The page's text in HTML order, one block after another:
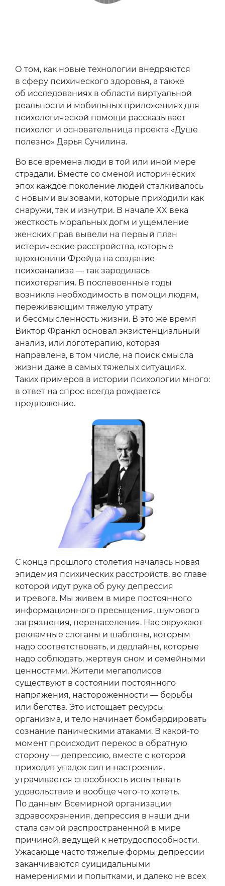
О том, как новые технологии внедряются
в сферу психического здоровья, а также
об исследованиях в области виртуальной
реальности и мобильных приложениях для
психологической помощи рассказывает
психолог и основательница проекта «Душе
полезно» Дарья Сучилина.
Во все времена люди в той или иной мере
страдали. Вместе со сменой исторических
эпох каждое поколение людей сталкивалось
с новыми вызовами, которые приходили как
снаружи, так и изнутри. В начале XX века
жесткость моральных догм и ущемление
женских прав вывели на первый план
истерические расстройства, которые
вдохновили Фрейда на создание
психоанализа — так зародилась
психотерапия. В послевоенные годы
возникла необходимость в помощи людям,
переживающим тяжелую утрату
и бессмысленность жизни. В это же время
Виктор Франкл основал экзистенциальный
анализ, или логотерапию, которая
направлена, в том числе, на поиск смысла
жизни даже в самых тяжелых ситуациях.
Таких примеров в истории психологии много:
в ответ на спрос всегда рождается
предложение.
С конца прошлого столетия началась новая
эпидемия психических расстройств, во главе
которой идут рука об руку депрессия
и тревога. Мы живем в мире постоянного
информационного пресыщения, шумового
загрязнения, перенаселения. Нас окружают
рекламные слоганы и шаблоны, которым
надо соответствовать, и дедлайны, которые
надо соблюдать, жертвуя сном и семейными
ценностями. Жители мегаполисов
существуют в состоянии постоянного
напряжения, настороженности — борьбы
или бегства. Это истощает ресурсы
организма, и тело начинает бомбардировать
сознание паническими атаками. В какой-то
момент происходит перекос в обратную
сторону — депрессию, вместе с которой
приходит упадок сил и настроения,
утрачивается способность испытывать
удовольствие и вообще чего-то хотеть.
По данным Всемирной организации
здравоохранения, депрессия в наши дни
стала самой распространенной в мире
причиной, ведущей к нетрудоспособности.
Ужасающе часто тяжелые формы депрессии
заканчиваются суицидальными
намерениями и попытками, и далеко не всех